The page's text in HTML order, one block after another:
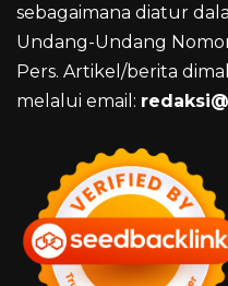
sebagaimana diatur
Undang-Undang
Pers. Artikel/berita
melalui email: